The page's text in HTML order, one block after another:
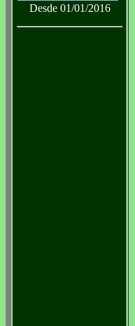
Desde 01/01/2016